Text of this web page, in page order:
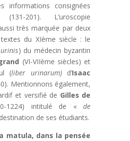
informations consignées
201). L’uroscopie
très marquée par deux
du XIème siècle : le
) du médecin byzantin
(VI-VIIème siècles) et
(liber urinarum)d’Isaac
Mentionnons également,
et versifié de Gilles de
1224) intitulé de «de
de ses étudiants.
matula, dans la pensée